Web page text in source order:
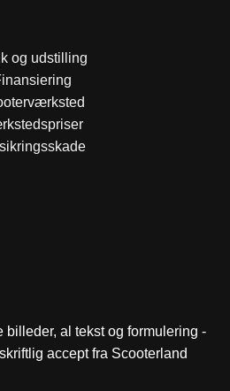
og udstilling
billeder, al tekst og formulering -
accept fra Scooterland